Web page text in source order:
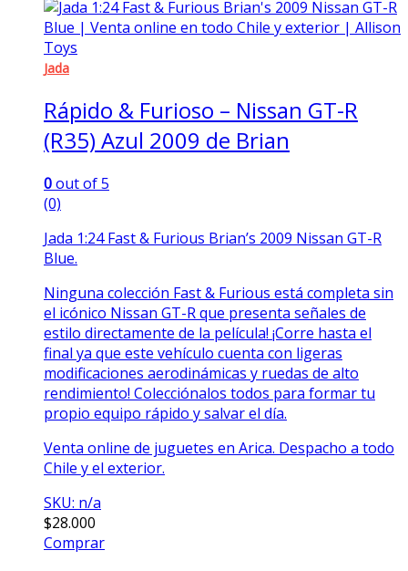
Jada
Rápido & Furioso – Nissan GT-R
(R35) Azul 2009 de Brian
0out of 5
(0)
Jada 1:24 Fast & Furious Brian’s 2009 Nissan GT-R
Blue.
Ninguna colección Fast & Furious está completa sin
el icónico Nissan GT-R que presenta señales de
estilo directamente de la película! ¡Corre hasta el
final ya que este vehículo cuenta con ligeras
modificaciones aerodinámicas y ruedas de alto
rendimiento! Colecciónalos todos para formar tu
propio equipo rápido y salvar el día.
Venta online de juguetes en Arica. Despacho a todo
Chile y el exterior.
SKU: n/a
$28.000
Comprar